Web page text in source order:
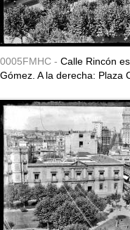
0005FMHC - Calle Rincón
Gómez. A la derecha: Plaza